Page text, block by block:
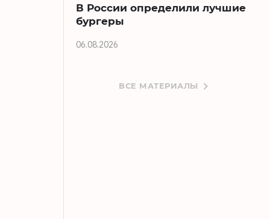
В России определили лучшие
бургеры
06.08.2026
ВСЕ МАТЕРИАЛЫ